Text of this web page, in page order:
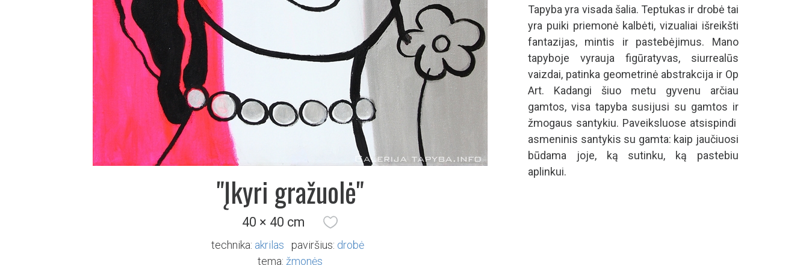
"Įkyri gražuolė"
40 × 40 cm
technika: akrilas paviršius: drobė
tema: žmonės
Tapyba yra visada šalia. Teptukas ir drobė tai
yra puiki priemonė kalbėti, vizualiai išreikšti
fantazijas, mintis ir pastebėjimus. Mano
tapyboje vyrauja figūratyvas, siurrealūs
vaizdai, patinka geometrinė abstrakcija ir Op
Art. Kadangi šiuo metu gyvenu arčiau
gamtos, visa tapyba susijusi su gamtos ir
žmogaus santykiu. Paveiksluose atsispindi
asmeninis santykis su gamta: kaip jaučiuosi
būdama joje, ką sutinku, ką pastebiu
aplinkui.